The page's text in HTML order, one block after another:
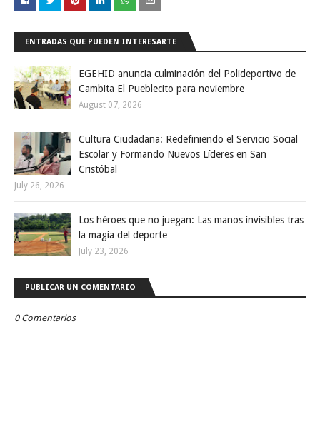
ENTRADAS QUE PUEDEN INTERESARTE
EGEHID anuncia culminación del Polideportivo de
Cambita El Pueblecito para noviembre
August 07, 2026
Cultura Ciudadana: Redefiniendo el Servicio Social
Escolar y Formando Nuevos Líderes en San
Cristóbal
July 26, 2026
Los héroes que no juegan: Las manos invisibles tras
la magia del deporte
July 23, 2026
PUBLICAR UN COMENTARIO
0 Comentarios